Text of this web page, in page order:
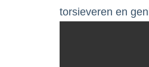
torsieveren en